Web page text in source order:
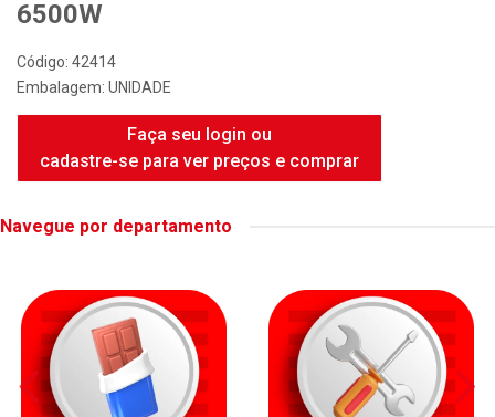
FAME DUCHA INTENSE WHITE
6500W
Embalagem: UNIDADE
Faça seu login ou
cadastre-se para ver preços e comprar
Navegue por departamento